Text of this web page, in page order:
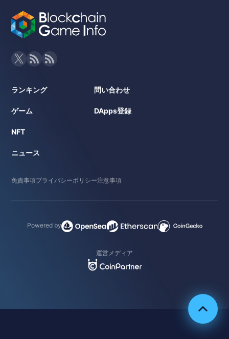
ランキング
ゲーム
NFT
ニュース
問い合わせ
DApps登録
免責事項プライバシーポリシー注意事項
Powered by
運営メディア